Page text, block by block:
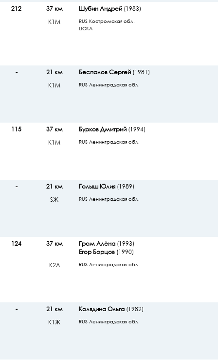
212
37 км
К1М
Шубин Андрей(1983)
RUS Костромская обл.
ЦСКА
-
21 км
К1М
Беспалов Сергей(1981)
RUS Ленинградская обл.
115
37 км
К1М
Бурков Дмитрий(1994)
RUS Ленинградская обл.
-
21 км
SЖ
Голыш Юлия(1989)
RUS Ленинградская обл.
124 37 км
К2Л
Гром Алёна(1993)
Егор Борцов (1990)
RUS Ленинградская обл.
-
21 км
К1Ж
Колядина Ольга(1982)
RUS Ленинградская обл.